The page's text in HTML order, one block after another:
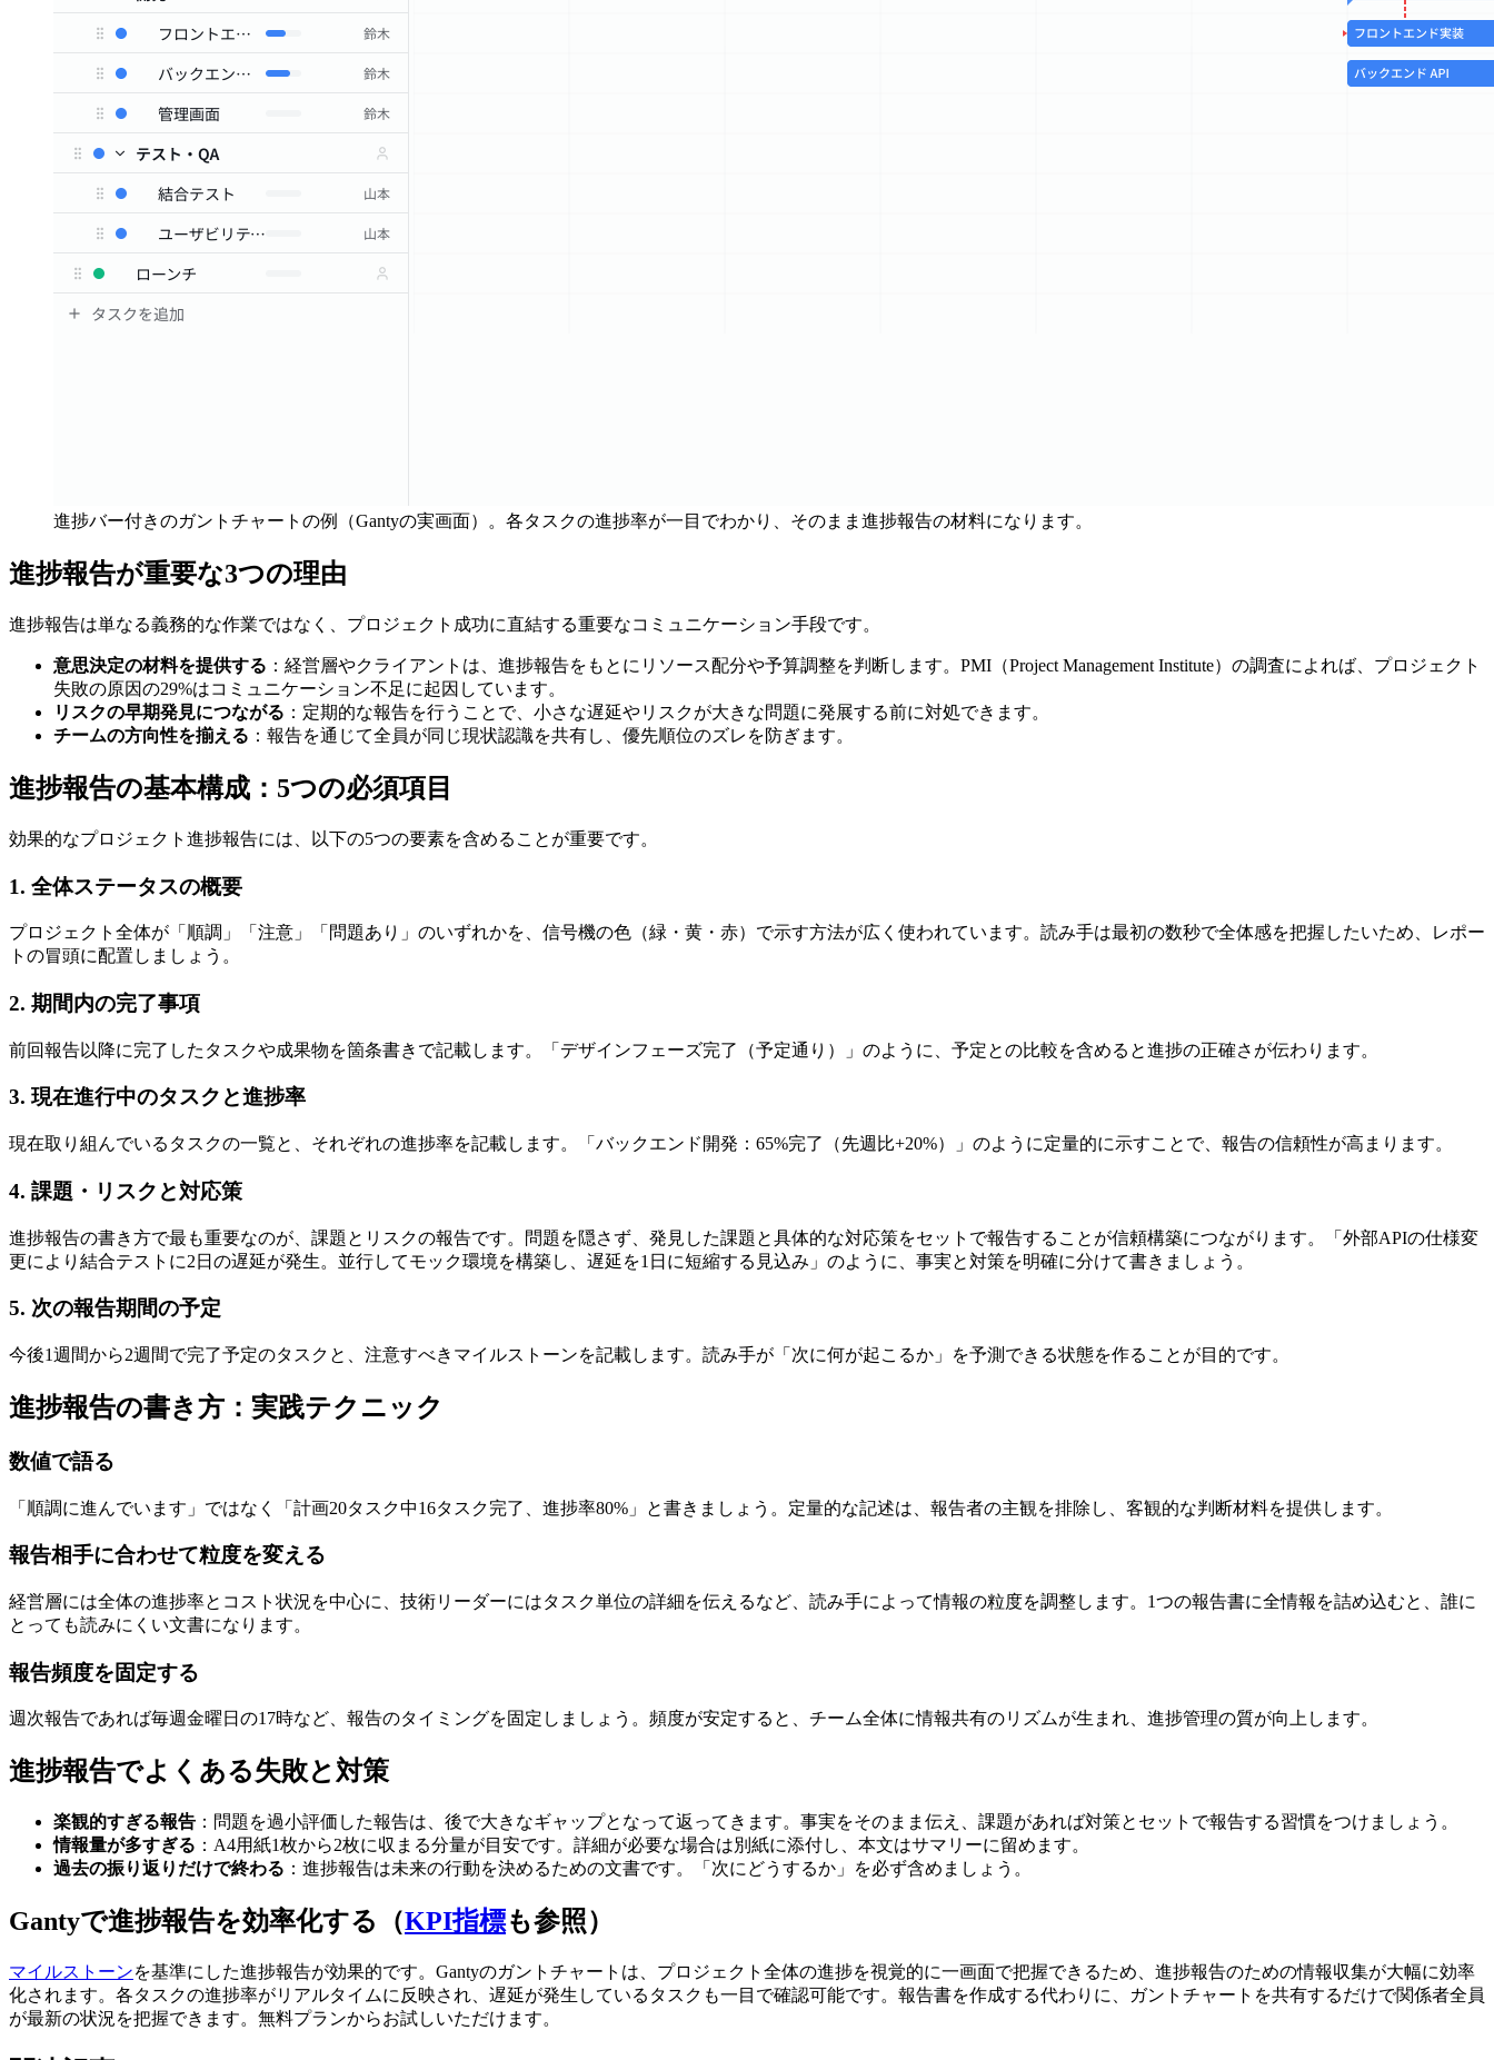
進捗バー付きのガントチャートの例（Gantyの実画面）。各タスクの進捗率が一目でわかり、そのまま進捗報告の材料になります。
進捗報告が重要な3つの理由
進捗報告は単なる義務的な作業ではなく、プロジェクト成功に直結する重要なコミュニケーション手段です。
意思決定の材料を提供する ：経営層やクライアントは、進捗報告をもとにリソース配分や予算調整を判断します。PMI（Project Management Institute）の調査によれば、プロジェクト
失敗の原因の29%はコミュニケーション不足に起因しています。
リスクの早期発見につながる ：定期的な報告を行うことで、小さな遅延やリスクが大きな問題に発展する前に対処できます。
チームの方向性を揃える ：報告を通じて全員が同じ現状認識を共有し、優先順位のズレを防ぎます。
進捗報告の基本構成：5つの必須項目
効果的なプロジェクト進捗報告には、以下の5つの要素を含めることが重要です。
1. 全体ステータスの概要
プロジェクト全体が「順調」「注意」「問題あり」のいずれかを、信号機の色（緑・黄・赤）で示す方法が広く使われています。読み手は最初の数秒で全体感を把握したいため、レポー
トの冒頭に配置しましょう。
2. 期間内の完了事項
前回報告以降に完了したタスクや成果物を箇条書きで記載します。「デザインフェーズ完了（予定通り）」のように、予定との比較を含めると進捗の正確さが伝わります。
3. 現在進行中のタスクと進捗率
現在取り組んでいるタスクの一覧と、それぞれの進捗率を記載します。「バックエンド開発：65%完了（先週比+20%）」のように定量的に示すことで、報告の信頼性が高まります。
4. 課題・リスクと対応策
進捗報告の書き方で最も重要なのが、課題とリスクの報告です。問題を隠さず、発見した課題と具体的な対応策をセットで報告することが信頼構築につながります。「外部APIの仕様変
更により結合テストに2日の遅延が発生。並行してモック環境を構築し、遅延を1日に短縮する見込み」のように、事実と対策を明確に分けて書きましょう。
5. 次の報告期間の予定
今後1週間から2週間で完了予定のタスクと、注意すべきマイルストーンを記載します。読み手が「次に何が起こるか」を予測できる状態を作ることが目的です。
進捗報告の書き方：実践テクニック
数値で語る
「順調に進んでいます」ではなく「計画20タスク中16タスク完了、進捗率80%」と書きましょう。定量的な記述は、報告者の主観を排除し、客観的な判断材料を提供します。
報告相手に合わせて粒度を変える
経営層には全体の進捗率とコスト状況を中心に、技術リーダーにはタスク単位の詳細を伝えるなど、読み手によって情報の粒度を調整します。1つの報告書に全情報を詰め込むと、誰に
とっても読みにくい文書になります。
報告頻度を固定する
週次報告であれば毎週金曜日の17時など、報告のタイミングを固定しましょう。頻度が安定すると、チーム全体に情報共有のリズムが生まれ、進捗管理の質が向上します。
進捗報告でよくある失敗と対策
楽観的すぎる報告 ：問題を過小評価した報告は、後で大きなギャップとなって返ってきます。事実をそのまま伝え、課題があれば対策とセットで報告する習慣をつけましょう。
情報量が多すぎる ：A4用紙1枚から2枚に収まる分量が目安です。詳細が必要な場合は別紙に添付し、本文はサマリーに留めます。
過去の振り返りだけで終わる ：進捗報告は未来の行動を決めるための文書です。「次にどうするか」を必ず含めましょう。
Gantyで進捗報告を効率化する（KPI指標も参照）
マイルストーンを基準にした進捗報告が効果的です。Gantyのガントチャートは、プロジェクト全体の進捗を視覚的に一画面で把握できるため、進捗報告のための情報収集が大幅に効率
化されます。各タスクの進捗率がリアルタイムに反映され、遅延が発生しているタスクも一目で確認可能です。報告書を作成する代わりに、ガントチャートを共有するだけで関係者全員
が最新の状況を把握できます。無料プランからお試しいただけます。